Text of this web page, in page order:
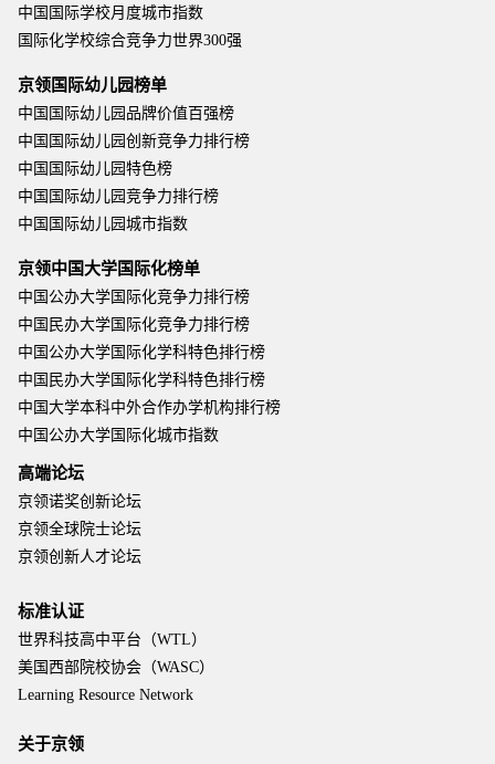
中国国际学校月度城市指数
国际化学校综合竞争力世界300强
京领国际幼儿园榜单
中国国际幼儿园品牌价值百强榜
中国国际幼儿园创新竞争力排行榜
中国国际幼儿园特色榜
中国国际幼儿园竞争力排行榜
中国国际幼儿园城市指数
京领中国大学国际化榜单
中国公办大学国际化竞争力排行榜
中国民办大学国际化竞争力排行榜
中国公办大学国际化学科特色排行榜
中国民办大学国际化学科特色排行榜
中国大学本科中外合作办学机构排行榜
中国公办大学国际化城市指数
高端论坛
京领诺奖创新论坛
京领全球院士论坛
京领创新人才论坛
标准认证
世界科技高中平台（WTL）
美国西部院校协会（WASC）
Learning Resource Network
关于京领